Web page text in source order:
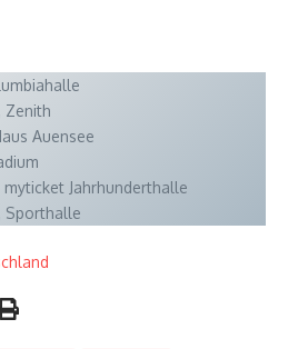
Zenith
Auensee
Jahrhunderthalle
Sporthalle